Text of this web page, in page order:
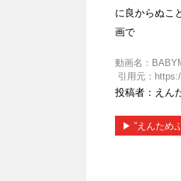
に良からぬこ
画で
動画名：
引用元：
投稿者：えん
▶︎ ”えんため